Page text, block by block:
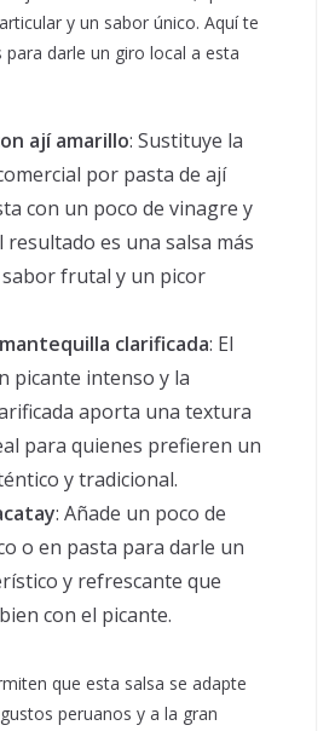
y un sabor único. Aquí te
para darle un giro local a esta
ají amarillo: Sustituye la
por pasta de ají
con un poco de vinagre y
resultado es una salsa más
frutal y un picor
clarificada: El
picante intenso y la
aporta una textura
para quienes prefieren un
y tradicional.
: Añade un poco de
o en pasta para darle un
y refrescante que
con el picante.
que esta salsa se adapte
peruanos y a la gran